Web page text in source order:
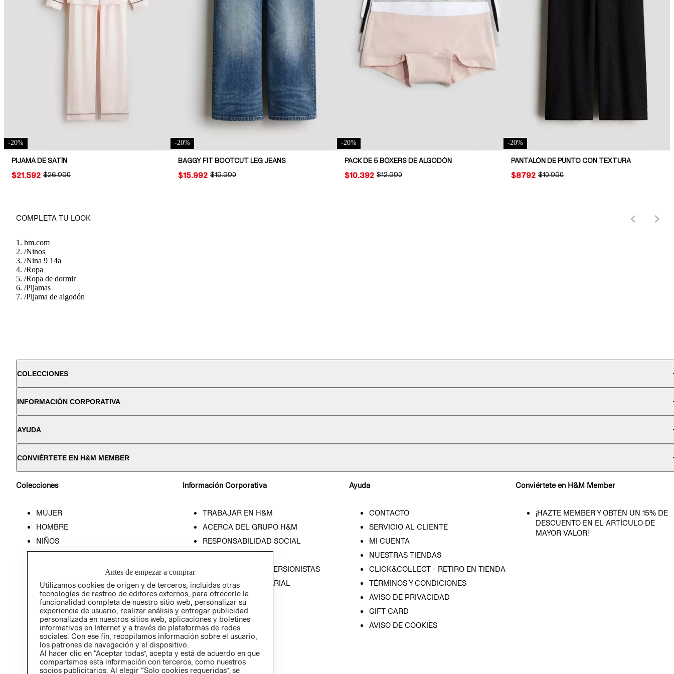
-20%
PIJAMA DE SATÍN
ORIGINAL PRICE:
$26.990
PRICE:
$21.592
-20%
BAGGY FIT BOOTCUT LEG JEANS
ORIGINAL PRICE:
$19.990
PRICE:
$15.992
-20%
PACK DE 5 BÓXERS DE ALGODÓN
ORIGINAL PRICE:
$12.990
PRICE:
$10.392
-20%
PANTALÓN DE PUNTO CON TEXTURA
ORIGINAL PRICE:
$10.990
PRICE:
$8792
COMPLETA TU LOOK
hm.com
/Ninos
/Nina 9 14a
/Ropa
/Ropa de dormir
/Pijamas
/Pijama de algodón
COLECCIONES
INFORMACIÓN CORPORATIVA
AYUDA
CONVIÉRTETE EN H&M MEMBER
Colecciones
MUJER
HOMBRE
NIÑOS
Información Corporativa
TRABAJAR EN H&M
ACERCA DEL GRUPO H&M
RESPONSABILIDAD SOCIAL
RELACIÓN CON INVERSIONISTAS
POLÍTICA EMPRESARIAL
Ayuda
CONTACTO
SERVICIO AL CLIENTE
MI CUENTA
NUESTRAS TIENDAS
CLICK&COLLECT - RETIRO EN TIENDA
TÉRMINOS Y CONDICIONES
AVISO DE PRIVACIDAD
GIFT CARD
AVISO DE COOKIES
Conviértete en H&M Member
¡HAZTE MEMBER Y OBTÉN UN 15% DE
DESCUENTO EN EL ARTÍCULO DE
MAYOR VALOR!
Antes de empezar a comprar
Utilizamos cookies de origen y de terceros, incluidas otras
tecnologías de rastreo de editores externos, para ofrecerle la
funcionalidad completa de nuestro sitio web, personalizar su
experiencia de usuario, realizar análisis y entregar publicidad
personalizada en nuestros sitios web, aplicaciones y boletines
informativos en Internet y a través de plataformas de redes
sociales. Con ese fin, recopilamos información sobre el usuario,
los patrones de navegación y el dispositivo.
Al hacer clic en “Aceptar todas”, acepta y está de acuerdo en que
compartamos esta información con terceros, como nuestros
socios publicitarios. Al elegir “Solo cookies requeridas”, se